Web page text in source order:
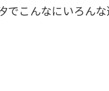
でこんなにいろん